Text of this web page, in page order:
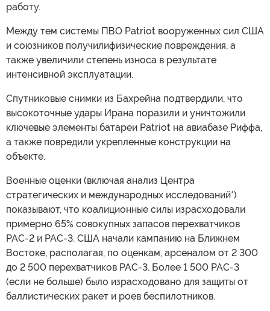
работу.
Между тем системы ПВО Patriot вооруженных сил США
и союзников получилифизические повреждения, а
также увеличили степень износа в результате
интенсивной эксплуатации.
Спутниковые снимки из Бахрейна подтвердили, что
высокоточные удары Ирана поразили и уничтожили
ключевые элементы батареи Patriot на авиабазе Риффа,
а также повредили укрепленные конструкции на
объекте.
Военные оценки (включая анализ Центра
стратегических и международных исследований*)
показывают, что коалиционные силы израсходовали
примерно 65% совокупных запасов перехватчиков
PAC-2 и PAC-3. США начали кампанию на Ближнем
Востоке, располагая, по оценкам, арсеналом от 2 300
до 2 500 перехватчиков PAC-3. Более 1 500 PAC-3
(если не больше) было израсходовано для защиты от
баллистических ракет и роев беспилотников.